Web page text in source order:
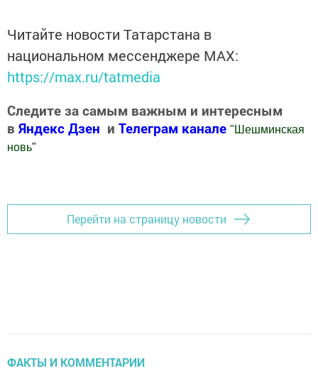
Читайте новости Татарстана в
национальном мессенджере MАХ:
https://max.ru/tatmedia
Следите за самым важным и интересным
в Яндекс Дзен и Телеграм канале " Шешминская
новь"
Перейти на страницу новости
ФАКТЫ И КОММЕНТАРИИ